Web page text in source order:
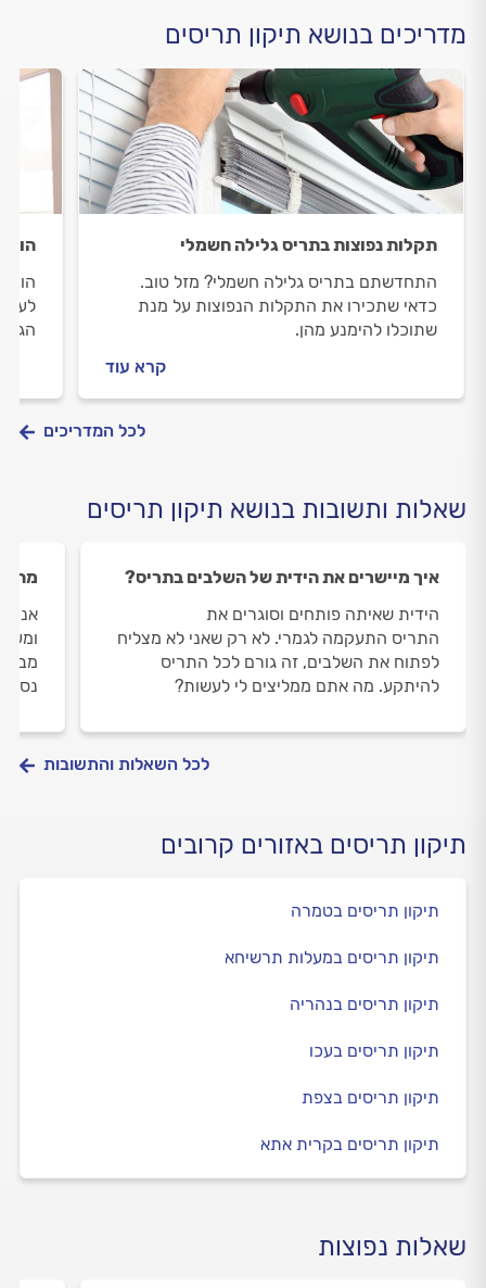
מדריכים בנושא תיקון תריסים
תקלות נפוצות בתריס גלילה חשמלי
התחדשתם בתריס גלילה חשמלי? מזל טוב.
כדאי שתכירו את התקלות הנפוצות על מנת
שתוכלו להימנע מהן.
קרא עוד
לכל המדריכים
שאלות ותשובות בנושא תיקון תריסים
איך מיישרים את הידית של השלבים בתריס?
הידית שאיתה פותחים וסוגרים את
התריס התעקמה לגמרי. לא רק שאני לא מצליח
לפתוח את השלבים, זה גורם לכל התריס
להיתקע. מה אתם ממליצים לי לעשות?
מה
אנו
לכל השאלות והתשובות
תיקון תריסים באזורים קרובים
תיקון תריסים בטמרה
תיקון תריסים במעלות תרשיחא
תיקון תריסים בנהריה
תיקון תריסים בעכו
תיקון תריסים בצפת
תיקון תריסים בקרית אתא
שאלות נפוצות